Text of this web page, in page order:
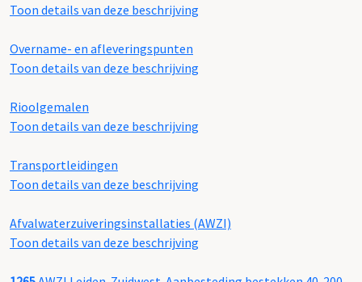
Toon details van deze beschrijving
Overname- en afleveringspunten
Toon details van deze beschrijving
Rioolgemalen
Toon details van deze beschrijving
Transportleidingen
Toon details van deze beschrijving
Afvalwaterzuiveringsinstallaties (AWZI)
Toon details van deze beschrijving